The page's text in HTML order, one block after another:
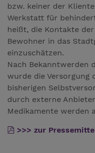
bzw. keiner der
Werkstatt für
heißt, die Kontakte
Bewohner in das
einzuschätzen.
Nach Bekanntwerden
wurde die Versorgung
bisherigen
durch externe
Medikamente werden
>>> zur